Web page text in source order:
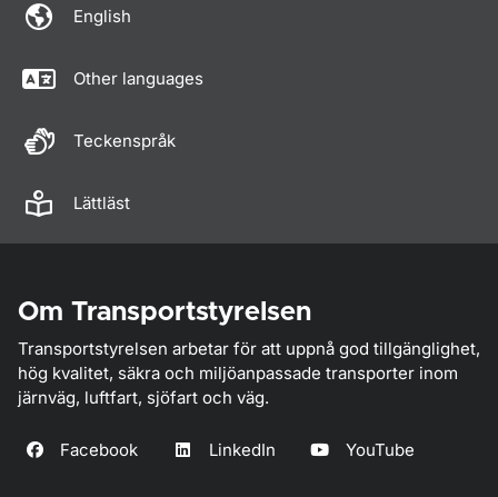
English
Other languages
Teckenspråk
Lättläst
Om Transportstyrelsen
Transportstyrelsen arbetar för att uppnå god tillgänglighet,
hög kvalitet, säkra och miljöanpassade transporter inom
järnväg, luftfart, sjöfart och väg.
Facebook LinkedIn YouTube